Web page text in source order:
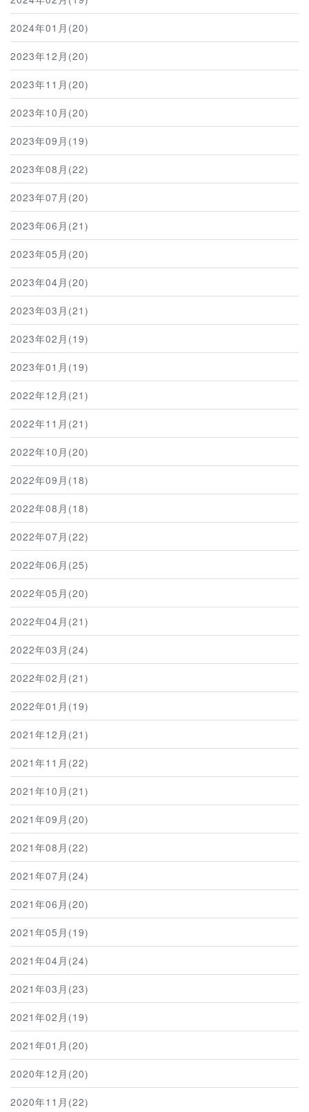
2024年01月(20)
2023年12月(20)
2023年11月(20)
2023年10月(20)
2023年09月(19)
2023年08月(22)
2023年07月(20)
2023年06月(21)
2023年05月(20)
2023年04月(20)
2023年03月(21)
2023年02月(19)
2023年01月(19)
2022年12月(21)
2022年11月(21)
2022年10月(20)
2022年09月(18)
2022年08月(18)
2022年07月(22)
2022年06月(25)
2022年05月(20)
2022年04月(21)
2022年03月(24)
2022年02月(21)
2022年01月(19)
2021年12月(21)
2021年11月(22)
2021年10月(21)
2021年09月(20)
2021年08月(22)
2021年07月(24)
2021年06月(20)
2021年05月(19)
2021年04月(24)
2021年03月(23)
2021年02月(19)
2021年01月(20)
2020年12月(20)
2020年11月(22)